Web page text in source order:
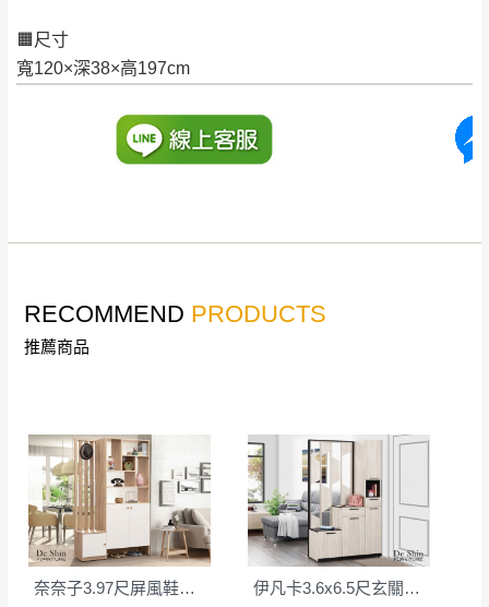
🟧尺寸
寬120×深38×高197cm
加收說明
法順利配送，本公司除了盡最大努力完成配送外，視
狀況保有出貨的權利。
因大型傢俱有組裝、配送的問題，並非一般快速到貨
商品，無法指定特定時間送達，司機當天到貨前皆會
再與您通知，讓您不用整天在家等貨，以免浪費你的
寶貴時間。
如遇自然災害、政府宣布之災害警報等不可抗力情
事，而危及運送人員輸送之安全，本司得視狀況延後
訂購前詳加確認。(包含商品尺寸是否合適)。
丈量，難免會有些許誤差值(約正負0.5CM)
詳細尺寸以實品為主。
辦理退換貨。
期，商品使用年限，因客人使用習慣、居家
環境不同。若屬人為因素導致商品損壞、零
件短缺，則維修、搬運費用，需由消費者自
行吸收(另事先與消費者報價，消費者同意將
會進行維修)。
到貨7日內為鑑賞期(注意:鑑賞期非試用期)，
RECOMMEND PRODUCTS
推薦商品
奈奈子3.97尺屏風鞋櫃(1805+1806+1804) 伊凡卡3.6x6.5尺玄關組合鞋櫃(全組)